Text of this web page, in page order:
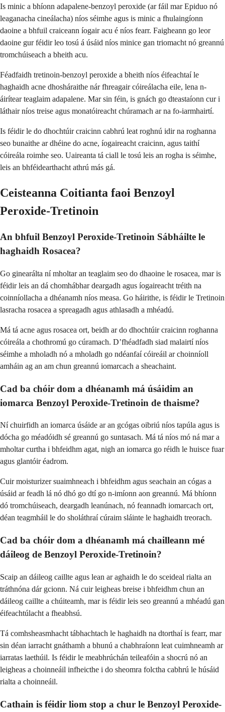
Is minic a bhíonn adapalene-benzoyl peroxide (ar fáil mar Epiduo nó
leaganacha cineálacha) níos séimhe agus is minic a fhulaingíonn
daoine a bhfuil craiceann íogair acu é níos fearr. Faigheann go leor
daoine gur féidir leo tosú á úsáid níos minice gan triomacht nó greannú
tromchúiseach a bheith acu.
Féadfaidh tretinoin-benzoyl peroxide a bheith níos éifeachtaí le
haghaidh acne dhosháraithe nár fhreagair cóireálacha eile, lena n-
áirítear teaglaim adapalene. Mar sin féin, is gnách go dteastaíonn cur i
láthair níos treise agus monatóireacht chúramach ar na fo-iarmhairtí.
Is féidir le do dhochtúir craicinn cabhrú leat roghnú idir na roghanna
seo bunaithe ar dhéine do acne, íogaireacht craicinn, agus taithí
cóireála roimhe seo. Uaireanta tá ciall le tosú leis an rogha is séimhe,
leis an bhféidearthacht athrú más gá.
Ceisteanna Coitianta faoi Benzoyl
Peroxide-Tretinoin
An bhfuil Benzoyl Peroxide-Tretinoin Sábháilte le
haghaidh Rosacea?
Go ginearálta ní mholtar an teaglaim seo do dhaoine le rosacea, mar is
féidir leis an dá chomhábhar deargadh agus íogaireacht tréith na
coinníollacha a dhéanamh níos measa. Go háirithe, is féidir le Tretinoin
lasracha rosacea a spreagadh agus athlasadh a mhéadú.
Má tá acne agus rosacea ort, beidh ar do dhochtúir craicinn roghanna
cóireála a chothromú go cúramach. D’fhéadfadh siad malairtí níos
séimhe a mholadh nó a mholadh go ndéanfaí cóireáil ar choinníoll
amháin ag an am chun greannú iomarcach a sheachaint.
Cad ba chóir dom a dhéanamh má úsáidim an
iomarca Benzoyl Peroxide-Tretinoin de thaisme?
Ní chuirfidh an iomarca úsáide ar an gcógas oibriú níos tapúla agus is
dócha go méadóidh sé greannú go suntasach. Má tá níos mó ná mar a
mholtar curtha i bhfeidhm agat, nigh an iomarca go réidh le huisce fuar
agus glantóir éadrom.
Cuir moisturizer suaimhneach i bhfeidhm agus seachain an cógas a
úsáid ar feadh lá nó dhó go dtí go n-imíonn aon greannú. Má bhíonn
dó tromchúiseach, deargadh leanúnach, nó feannadh iomarcach ort,
déan teagmháil le do sholáthraí cúraim sláinte le haghaidh treorach.
Cad ba chóir dom a dhéanamh má chailleann mé
dáileog de Benzoyl Peroxide-Tretinoin?
Scaip an dáileog caillte agus lean ar aghaidh le do sceideal rialta an
tráthnóna dár gcionn. Ná cuir leigheas breise i bhfeidhm chun an
dáileog caillte a chúiteamh, mar is féidir leis seo greannú a mhéadú gan
éifeachtúlacht a fheabhsú.
Tá comhsheasmhacht tábhachtach le haghaidh na dtorthaí is fearr, mar
sin déan iarracht gnáthamh a bhunú a chabhraíonn leat cuimhneamh ar
iarratas laethúil. Is féidir le meabhrúchán teileafóin a shocrú nó an
leigheas a choinneáil infheicthe i do sheomra folctha cabhrú le húsáid
rialta a choinneáil.
Cathain is féidir liom stop a chur le Benzoyl Peroxide-